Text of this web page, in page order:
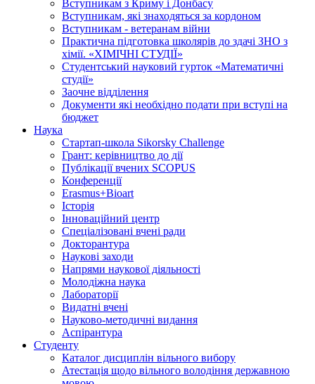
Вступникам з Криму і Донбасу
Вступникам, які знаходяться за кордоном
Вступникам - ветеранам війни
Практична підготовка школярів до здачі ЗНО з
хімії. «ХІМІЧНІ СТУДІЇ»
Студентський науковий гурток «Математичні
студії»
Заочне відділення
Документи які необхідно подати при вступі на
бюджет
Наука
Стартап-школа Sikorsky Challenge
Грант: керівництво до дії
Публікації вчених SCOPUS
Конференції
Erasmus+Bioart
Історія
Інноваційний центр
Спеціалізовані вчені ради
Докторантура
Наукові заходи
Напрями наукової діяльності
Молодіжна наука
Лабораторії
Видатні вчені
Науково-методичні видання
Аспірантура
Студенту
Каталог дисциплін вільного вибору
Атестація щодо вільного володіння державною